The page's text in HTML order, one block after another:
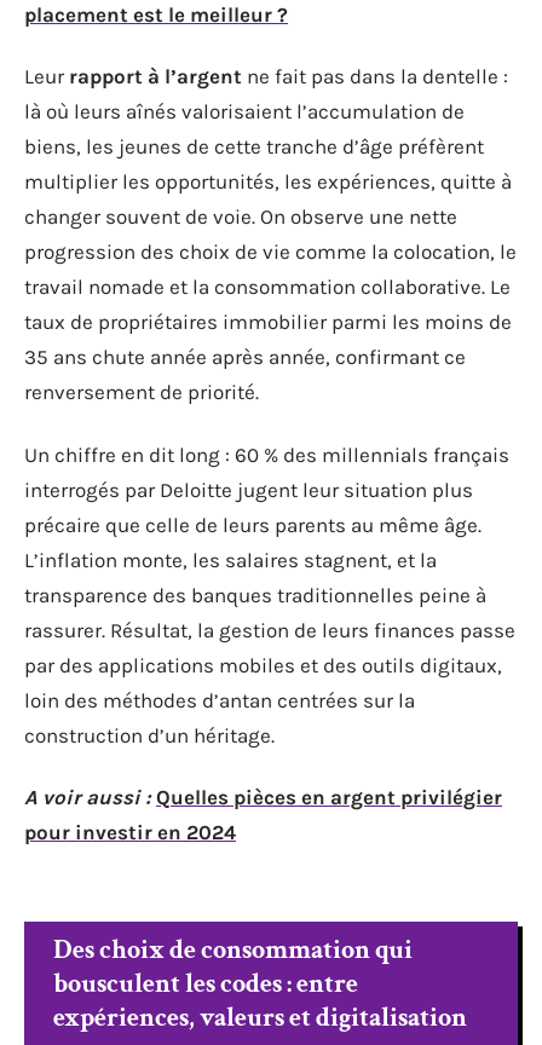
placement est le meilleur ?
Leur rapport à l’argent ne fait pas dans la dentelle :
là où leurs aînés valorisaient l’accumulation de
biens, les jeunes de cette tranche d’âge préfèrent
multiplier les opportunités, les expériences, quitte à
changer souvent de voie. On observe une nette
progression des choix de vie comme la colocation, le
travail nomade et la consommation collaborative. Le
taux de propriétaires immobilier parmi les moins de
35 ans chute année après année, confirmant ce
renversement de priorité.
Un chiffre en dit long : 60 % des millennials français
interrogés par Deloitte jugent leur situation plus
précaire que celle de leurs parents au même âge.
L’inflation monte, les salaires stagnent, et la
transparence des banques traditionnelles peine à
rassurer. Résultat, la gestion de leurs finances passe
par des applications mobiles et des outils digitaux,
loin des méthodes d’antan centrées sur la
construction d’un héritage.
A voir aussi : Quelles pièces en argent privilégier
pour investir en 2024
Des choix de consommation qui
bousculent les codes : entre
expériences, valeurs et digitalisation